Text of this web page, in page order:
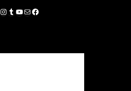
Instagram
Tumblr
YouTube
Correo electrónico
Facebook